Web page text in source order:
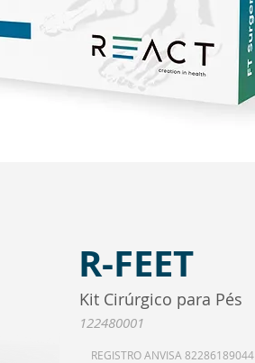
R-FEET
Kit Cirúrgico para Pés
122480001
REGISTRO ANVISA 82286189044